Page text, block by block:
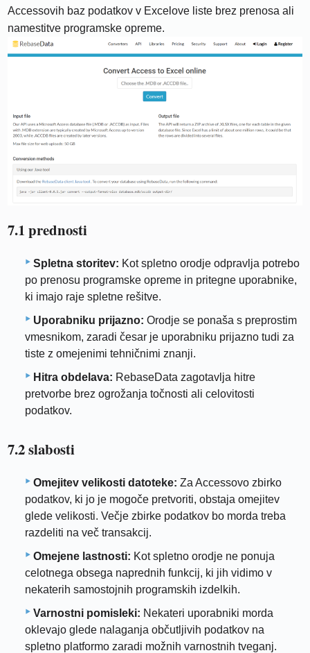
Accessovih baz podatkov v Excelove liste brez prenosa ali
namestitve programske opreme.
7.1 prednosti
Spletna storitev: Kot spletno orodje odpravlja potrebo
po prenosu programske opreme in pritegne uporabnike,
ki imajo raje spletne rešitve.
Uporabniku prijazno: Orodje se ponaša s preprostim
vmesnikom, zaradi česar je uporabniku prijazno tudi za
tiste z omejenimi tehničnimi znanji.
Hitra obdelava: RebaseData zagotavlja hitre
pretvorbe brez ogrožanja točnosti ali celovitosti
podatkov.
7.2 slabosti
Omejitev velikosti datoteke: Za Accessovo zbirko
podatkov, ki jo je mogoče pretvoriti, obstaja omejitev
glede velikosti. Večje zbirke podatkov bo morda treba
razdeliti na več transakcij.
Omejene lastnosti: Kot spletno orodje ne ponuja
celotnega obsega naprednih funkcij, ki jih vidimo v
nekaterih samostojnih programskih izdelkih.
Varnostni pomisleki: Nekateri uporabniki morda
oklevajo glede nalaganja občutljivih podatkov na
spletno platformo zaradi možnih varnostnih tveganj.